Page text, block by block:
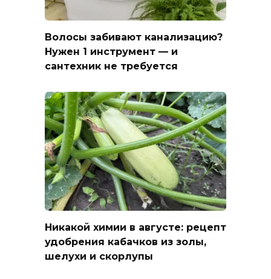
Волосы забивают канализацию?
Нужен 1 инструмент — и
сантехник не требуется
Никакой химии в августе: рецепт
удобрения кабачков из золы,
шелухи и скорлупы